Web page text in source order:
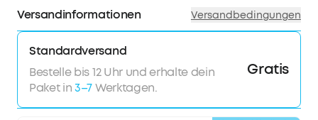
- Die Batterie dieses Produkts hat eine Kapazität von
mehr als 80 % im Vergleich zu einer neuen Batterie.
- Das Zubehör ist möglicherweise nicht original, aber es
ist kompatibel und voll funktionsfähig. Das Produkt kann
- Dieses Produkt kann innerhalb von 1 Jahr nach Erhalt
umgetauscht oder erstattet werden, wenn es nicht wie
erwartet funktioniert.
Versandinformationen Versandbedingungen
Standardversand
Bestelle bis 12 Uhr und erhalte dein
Paket in3–7Werktagen.
Gratis